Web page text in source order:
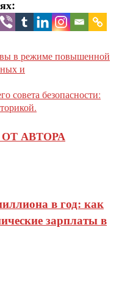
в режиме повышенной
и
совета безопасности:
АВТОРА
в год: как
зарплаты в